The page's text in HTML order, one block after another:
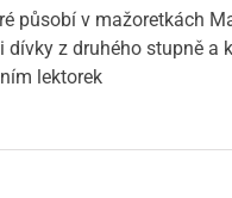
působí v mažoretkách
z druhého stupně a
lektorek